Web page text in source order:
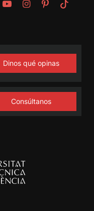
Dinos qué opinas
Consúltanos